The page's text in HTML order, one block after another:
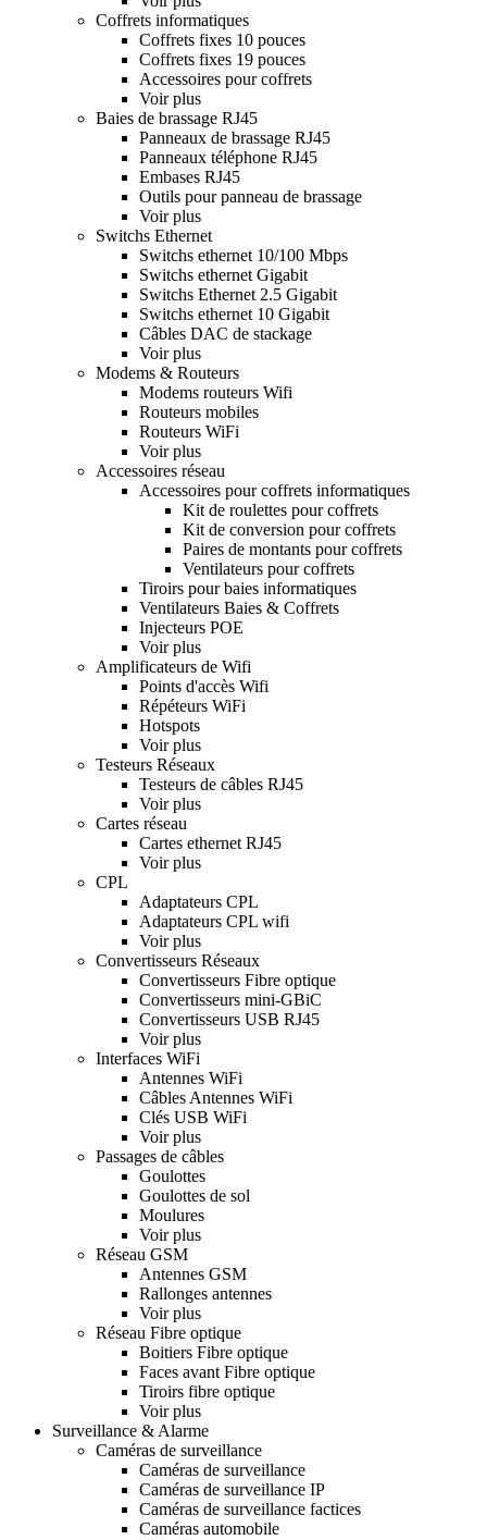
Coffrets informatiques
Coffrets fixes 10 pouces
Coffrets fixes 19 pouces
Accessoires pour coffrets
Voir plus
Baies de brassage RJ45
Panneaux de brassage RJ45
Panneaux téléphone RJ45
Embases RJ45
Outils pour panneau de brassage
Voir plus
Switchs Ethernet
Switchs ethernet 10/100 Mbps
Switchs ethernet Gigabit
Switchs Ethernet 2.5 Gigabit
Switchs ethernet 10 Gigabit
Câbles DAC de stackage
Voir plus
Modems & Routeurs
Modems routeurs Wifi
Routeurs mobiles
Routeurs WiFi
Voir plus
Accessoires réseau
Accessoires pour coffrets informatiques
Kit de roulettes pour coffrets
Kit de conversion pour coffrets
Paires de montants pour coffrets
Ventilateurs pour coffrets
Tiroirs pour baies informatiques
Ventilateurs Baies & Coffrets
Injecteurs POE
Voir plus
Amplificateurs de Wifi
Points d'accès Wifi
Répéteurs WiFi
Hotspots
Voir plus
Testeurs Réseaux
Testeurs de câbles RJ45
Voir plus
Cartes réseau
Cartes ethernet RJ45
Voir plus
CPL
Adaptateurs CPL
Adaptateurs CPL wifi
Voir plus
Convertisseurs Réseaux
Convertisseurs Fibre optique
Convertisseurs mini-GBiC
Convertisseurs USB RJ45
Voir plus
Interfaces WiFi
Antennes WiFi
Câbles Antennes WiFi
Clés USB WiFi
Voir plus
Passages de câbles
Goulottes
Goulottes de sol
Moulures
Voir plus
Réseau GSM
Antennes GSM
Rallonges antennes
Voir plus
Réseau Fibre optique
Boitiers Fibre optique
Faces avant Fibre optique
Tiroirs fibre optique
Voir plus
Surveillance & Alarme
Caméras de surveillance
Caméras de surveillance
Caméras de surveillance IP
Caméras de surveillance factices
Caméras automobile